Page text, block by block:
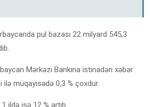
pul bazası 22 milyard 545,3
Mərkəzi Bankına istinadən xəbər
ilə müqayisədə 0,3 % çoxdur.
ildə isə 12 % artıb.